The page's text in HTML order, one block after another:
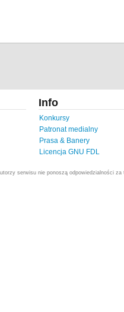
Info
Konkursy
Patronat medialny
Prasa & Banery
Licencja GNU FDL
serwisu nie ponoszą odpowiedzialności